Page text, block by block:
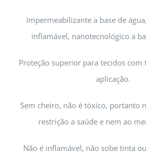
Impermeabilizante a base de
inflamável, nanotecnológico a
Proteção superior para tecidos com
aplicação.
Sem cheiro, não é tóxico, portanto
restrição a saúde e nem ao
Não é inflamável, não sobe tinta